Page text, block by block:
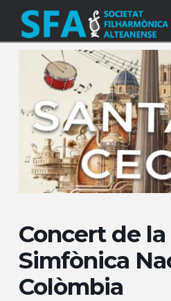
Concert de
Simfònica
Colòmbia